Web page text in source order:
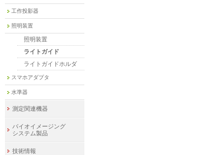
工作投影器
照明装置
照明装置
ライトガイド
ライトガイドホルダ
スマホアダプタ
水準器
測定関連機器
バイオイメージング
システム製品
技術情報